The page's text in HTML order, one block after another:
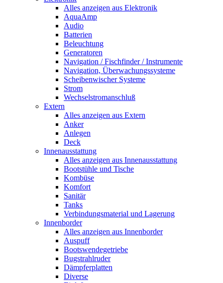
Alles anzeigen aus Elektronik
AquaAmp
Audio
Batterien
Beleuchtung
Generatoren
Navigation / Fischfinder / Instrumente
Navigation, Überwachungssysteme
Scheibenwischer Systeme
Strom
Wechselstromanschluß
Extern
Alles anzeigen aus Extern
Anker
Anlegen
Deck
Innenausstattung
Alles anzeigen aus Innenausstattung
Bootstühle und Tische
Kombüse
Komfort
Sanitär
Tanks
Verbindungsmaterial und Lagerung
Innenborder
Alles anzeigen aus Innenborder
Auspuff
Bootswendegetriebe
Bugstrahlruder
Dämpferplatten
Diverse